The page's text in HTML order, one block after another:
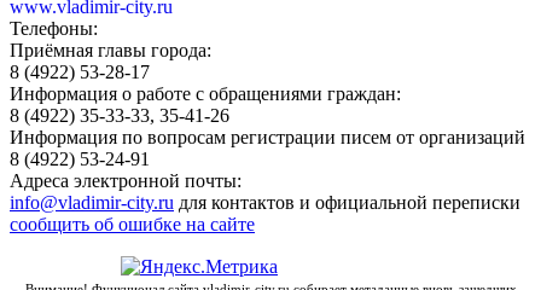
www.vladimir-city.ru
Телефоны:
Приёмная главы города:
8 (4922) 53-28-17
Информация о работе с обращениями граждан:
8 (4922) 35-33-33, 35-41-26
Информация по вопросам регистрации писем от организаций
8 (4922) 53-24-91
Адреса электронной почты:
info@vladimir-city.ru для контактов и официальной переписки
сообщить об ошибке на сайте